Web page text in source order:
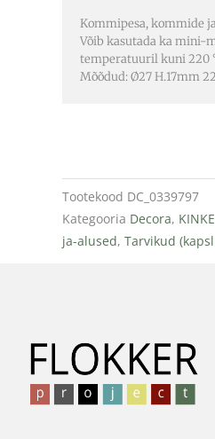
Kommipesa, kommide
Võib kasutada ka mini-
temperatuuril kuni 220
Mõõdud: Ø27 H.17mm
Tootekood DC_0339797
Kategooria Decora,
ja-alused, Tarvikud